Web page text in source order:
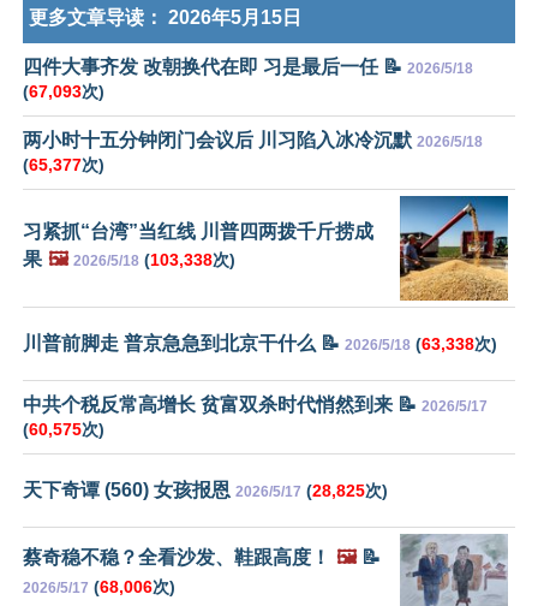
更多文章导读： 2026年5月15日
四件大事齐发 改朝换代在即 习是最后一任 📝 2026/5/18
(67,093次)
两小时十五分钟闭门会议后 川习陷入冰冷沉默 2026/5/18
(65,377次)
习紧抓“台湾”当红线 川普四两拨千斤捞成
果 🖼️ 2026/5/18 (103,338次)
川普前脚走 普京急急到北京干什么 📝 2026/5/18 (63,338次)
中共个税反常高增长 贫富双杀时代悄然到来 📝 2026/5/17
(60,575次)
天下奇谭 (560) 女孩报恩 2026/5/17 (28,825次)
蔡奇稳不稳？全看沙发、鞋跟高度！ 🖼️📝
2026/5/17 (68,006次)